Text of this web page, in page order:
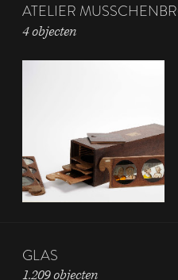
ATELIER
4 objecten
GLAS
1.209 objecten